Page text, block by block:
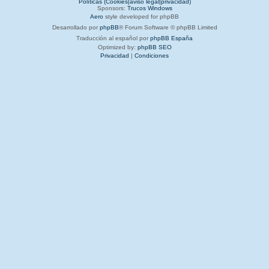
Sponsors: Trucos Windows
Aero style developed for phpBB
Desarrollado por phpBB® Forum Software © phpBB Limited
Traducción al español por phpBB España
Optimized by: phpBB SEO
Privacidad | Condiciones